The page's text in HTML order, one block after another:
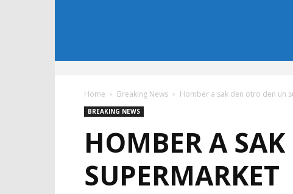
Home Breaking News Homber a sak den otro den un
BREAKING NEWS
HOMBER A
SUPERMARKET